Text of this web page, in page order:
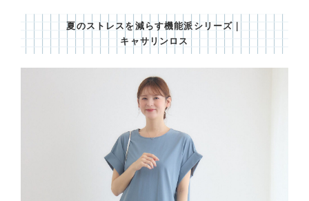
夏のストレスを減らす機能派シリーズ｜
キャサリンロス